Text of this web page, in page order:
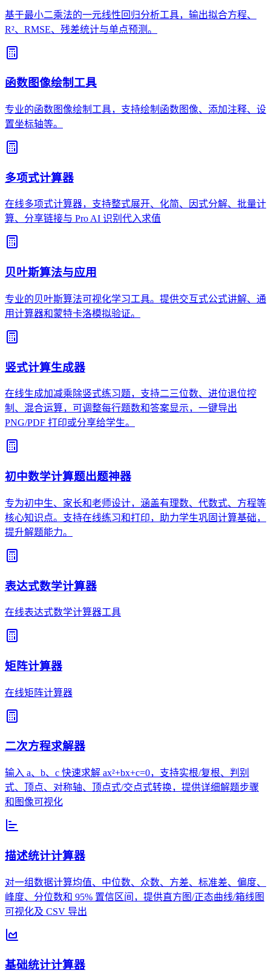
基于最小二乘法的一元线性回归分析工具，输出拟合方程、
R²、RMSE、残差统计与单点预测。
函数图像绘制工具
专业的函数图像绘制工具，支持绘制函数图像、添加注释、设
置坐标轴等。
多项式计算器
在线多项式计算器，支持整式展开、化简、因式分解、批量计
算、分享链接与 Pro AI 识别代入求值
贝叶斯算法与应用
专业的贝叶斯算法可视化学习工具。提供交互式公式讲解、通
用计算器和蒙特卡洛模拟验证。
竖式计算生成器
在线生成加减乘除竖式练习题，支持二三位数、进位退位控
制、混合运算，可调整每行题数和答案显示，一键导出
PNG/PDF 打印或分享给学生。
初中数学计算题出题神器
专为初中生、家长和老师设计，涵盖有理数、代数式、方程等
核心知识点。支持在线练习和打印，助力学生巩固计算基础，
提升解题能力。
表达式数学计算器
在线表达式数学计算器工具
矩阵计算器
在线矩阵计算器
二次方程求解器
输入 a、b、c 快速求解 ax²+bx+c=0，支持实根/复根、判别
式、顶点、对称轴、顶点式/交点式转换，提供详细解题步骤
和图像可视化
描述统计计算器
对一组数据计算均值、中位数、众数、方差、标准差、偏度、
峰度、分位数和 95% 置信区间，提供直方图/正态曲线/箱线图
可视化及 CSV 导出
基础统计计算器